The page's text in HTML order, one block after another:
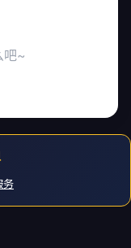
吧~
务